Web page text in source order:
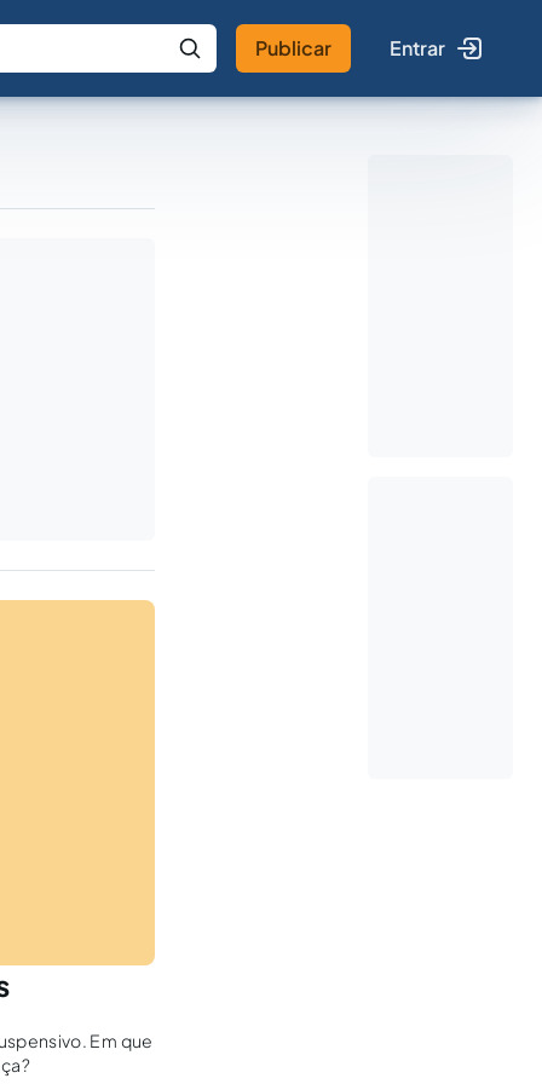
IA Buscar no Jus
Publicar Entrar
Em que